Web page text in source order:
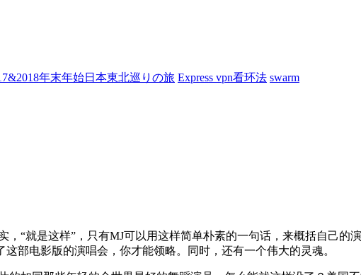
年末年始日本東北巡りの旅 Express vpn看环法 swarm
“就是这样”，只有MJ可以用这样简单朴素的一句话，来概括自己的
部电影版的演唱会，你才能领略。同时，还有一个伟大的灵魂。